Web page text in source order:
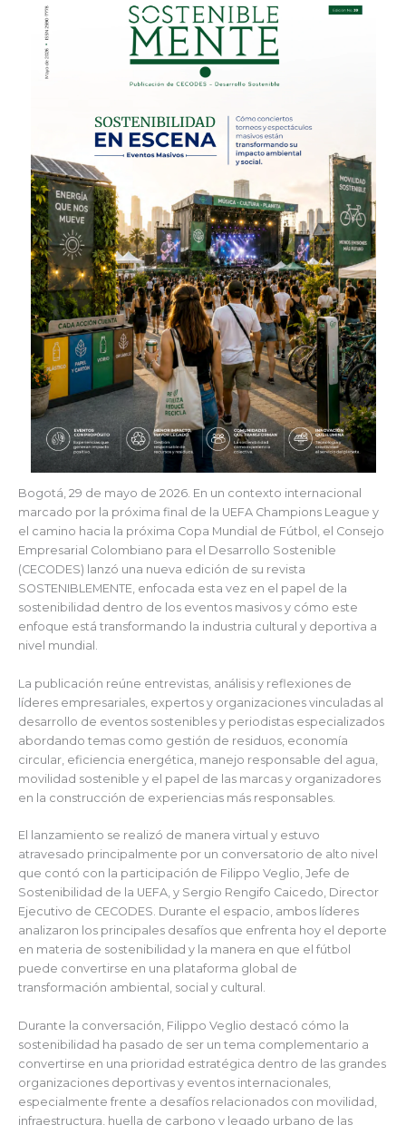
Bogotá, 29 de mayo de 2026. En un contexto internacional
marcado por la próxima final de la UEFA Champions League y
el camino hacia la próxima Copa Mundial de Fútbol, el Consejo
Empresarial Colombiano para el Desarrollo Sostenible
(CECODES) lanzó una nueva edición de su revista
SOSTENIBLEMENTE, enfocada esta vez en el papel de la
sostenibilidad dentro de los eventos masivos y cómo este
enfoque está transformando la industria cultural y deportiva a
nivel mundial.
La publicación reúne entrevistas, análisis y reflexiones de
líderes empresariales, expertos y organizaciones vinculadas al
desarrollo de eventos sostenibles y periodistas especializados
abordando temas como gestión de residuos, economía
circular, eficiencia energética, manejo responsable del agua,
movilidad sostenible y el papel de las marcas y organizadores
en la construcción de experiencias más responsables.
El lanzamiento se realizó de manera virtual y estuvo
atravesado principalmente por un conversatorio de alto nivel
que contó con la participación de Filippo Veglio, Jefe de
Sostenibilidad de la UEFA, y Sergio Rengifo Caicedo, Director
Ejecutivo de CECODES. Durante el espacio, ambos líderes
analizaron los principales desafíos que enfrenta hoy el deporte
en materia de sostenibilidad y la manera en que el fútbol
puede convertirse en una plataforma global de
transformación ambiental, social y cultural.
Durante la conversación, Filippo Veglio destacó cómo la
sostenibilidad ha pasado de ser un tema complementario a
convertirse en una prioridad estratégica dentro de las grandes
organizaciones deportivas y eventos internacionales,
especialmente frente a desafíos relacionados con movilidad,
infraestructura, huella de carbono y legado urbano de las